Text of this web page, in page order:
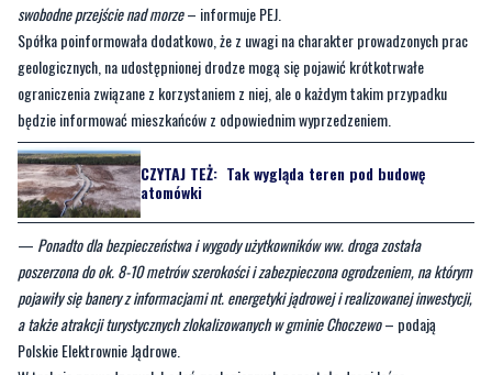
swobodne przejście nad morze– informuje PEJ.
Spółka poinformowała dodatkowo, że z uwagi na charakter prowadzonych prac
geologicznych, na udostępnionej drodze mogą się pojawić krótkotrwałe
ograniczenia związane z korzystaniem z niej, ale o każdym takim przypadku
będzie informować mieszkańców z odpowiednim wyprzedzeniem.
CZYTAJ TEŻ: Tak wygląda teren pod budowę
atomówki
— Ponadto dla bezpieczeństwa i wygody użytkowników ww. droga została
poszerzona do ok. 8-10 metrów szerokości i zabezpieczona ogrodzeniem, na którym
pojawiły się banery z informacjami nt. energetyki jądrowej i realizowanej inwestycji,
a także atrakcji turystycznych zlokalizowanych w gminie Choczewo– podają
Polskie Elektrownie Jądrowe.